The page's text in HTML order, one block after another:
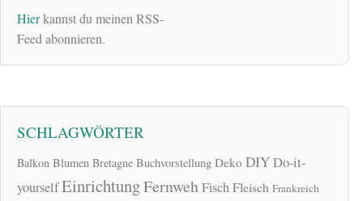
Hierkannst du meinen RSS-
Feed abonnieren.
SCHLAGWÖRTER
Balkon Blumen Bretagne Buchvorstellung Deko DIYDo-it-
yourselfEinrichtungFernwehFischFleisch Frankreich